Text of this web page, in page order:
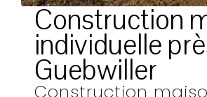
Construction
individuelle
Guebwiller
Construction